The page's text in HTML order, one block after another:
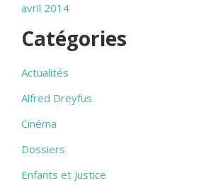
avril 2014
Catégories
Actualités
Alfred Dreyfus
Cinéma
Dossiers
Enfants et Justice